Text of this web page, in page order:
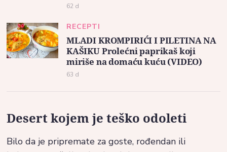
62 d
RECEPTI
MLADI KROMPIRIĆI I PILETINA NA
KAŠIKU Prolećni paprikaš koji
miriše na domaću kuću (VIDEO)
63 d
Desert kojem je teško odoleti
Bilo da je pripremate za goste, rođendan ili